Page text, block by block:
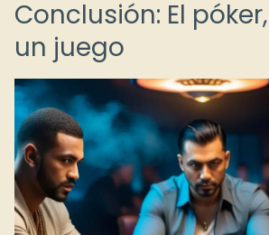
Conclusión: El
un juego